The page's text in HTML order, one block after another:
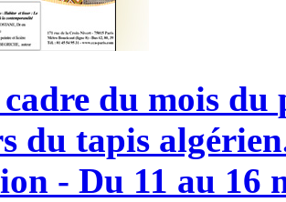
cadre du mois du
du tapis
- Du 11 au 16